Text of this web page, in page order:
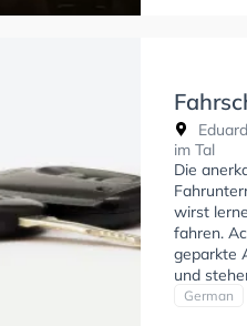
im Tal
Die
wirst
fahren.
geparkte
und
um
German